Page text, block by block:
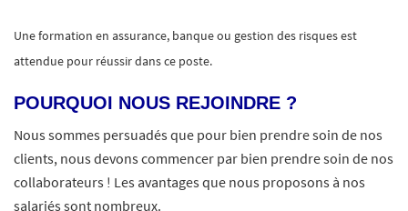
Une formation en assurance, banque ou gestion des risques est
attendue pour réussir dans ce poste.
POURQUOI NOUS REJOINDRE ?
Nous sommes persuadés que pour bien prendre soin de nos
clients, nous devons commencer par bien prendre soin de nos
collaborateurs ! Les avantages que nous proposons à nos
salariés sont nombreux.​